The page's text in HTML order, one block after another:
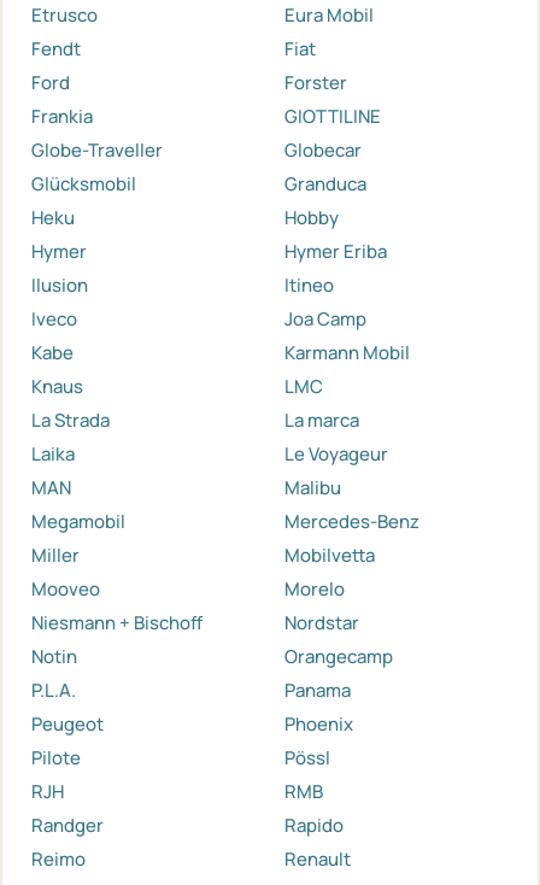
Etrusco
Eura Mobil
Fendt
Fiat
Ford
Forster
Frankia
GIOTTILINE
Globe-Traveller
Globecar
Glücksmobil
Granduca
Heku
Hobby
Hymer
Hymer Eriba
Ilusion
Itineo
Iveco
Joa Camp
Kabe
Karmann Mobil
Knaus
LMC
La Strada
La marca
Laika
Le Voyageur
MAN
Malibu
Megamobil
Mercedes-Benz
Miller
Mobilvetta
Mooveo
Morelo
Niesmann + Bischoff
Nordstar
Notin
Orangecamp
P.L.A.
Panama
Peugeot
Phoenix
Pilote
Pössl
RJH
RMB
Randger
Rapido
Reimo
Renault